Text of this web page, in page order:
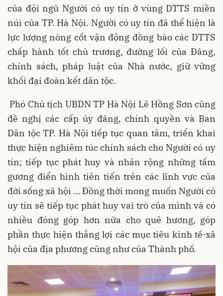
của đội ngũ Người có uy tín ở vùng DTTS miền
núi của TP. Hà Nội. Người có uy tín đã thể hiện là
lực lượng nòng cốt vận động đồng bào các DTTS
chấp hành tốt chủ trương, đường lối của Đảng,
chính sách, pháp luật của Nhà nước, giữ vững
khối đại đoàn kết dân tộc.
Phó Chủ tịch UBDN TP Hà Nội Lê Hồng Sơn cũng
đề nghị các cấp ủy đảng, chính quyền và Ban
Dân tộc TP. Hà Nội tiếp tục quan tâm, triển khai
thực hiện nghiêm túc chính sách cho Người có uy
tín; tiếp tục phát huy và nhân rộng những tấm
gương điển hình tiên tiến trên các lĩnh vực của
đời sống xã hội … Đồng thời mong muốn Người có
uy tín sẽ tiếp tục phát huy vai trò của mình và có
nhiều đóng góp hơn nữa cho quê hương, góp
phần thực hiện thắng lợi các mục tiêu kinh tế-xã
hội của địa phương cũng như của Thành phố.